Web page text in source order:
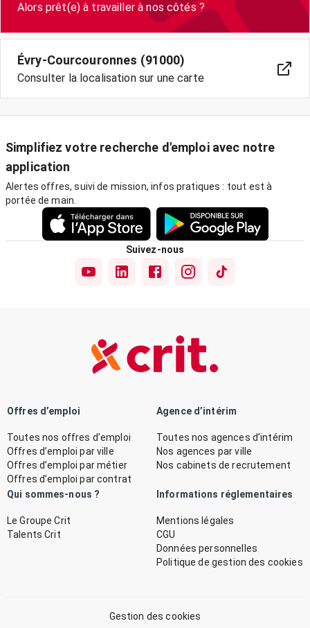
Alors prêt(e) à travailler à nos côtés ?
Évry-Courcouronnes (91000)
Consulter la localisation sur une carte
Simplifiez votre recherche d'emploi avec notre
application
Alertes offres, suivi de mission, infos pratiques : tout est à
portée de main.
Suivez-nous
Offres d’emploi
Toutes nos offres d’emploi
Offres d’emploi par ville
Offres d’emploi par métier
Offres d’emploi par contrat
Agence d’intérim
Toutes nos agences d’intérim
Nos agences par ville
Nos cabinets de recrutement
Qui sommes-nous ?
Le Groupe Crit
Talents Crit
Informations réglementaires
Mentions légales
CGU
Données personnelles
Politique de gestion des cookies
Gestion des cookies